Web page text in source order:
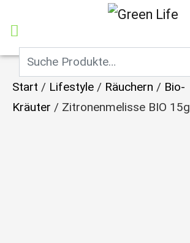
Start / Lifestyle / Räuchern / Bio-
Kräuter / Zitronenmelisse BIO 15g